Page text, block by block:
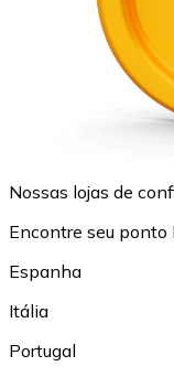
Nossas lojas de
Encontre seu
Espanha
Itália
Portugal